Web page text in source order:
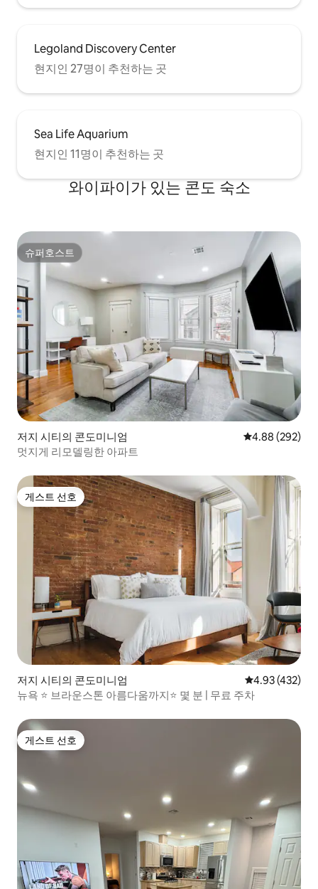
Legoland Discovery Center
현지인 27명이 추천하는 곳
Sea Life Aquarium
현지인 11명이 추천하는 곳
와이파이가 있는 콘도 숙소
슈퍼호스트
슈퍼호스트
저지 시티의 콘도미니엄 평점 4.88점(5
4.88 (292)
멋지게 리모델링한 아파트
게스트 선호
게스트 선호
저지 시티의 콘도미니엄 평점 4.93점(5
4.93 (432)
뉴욕 ⭐ 브라운스톤 아름다움까지⭐ 몇 분 | 무료 주차
게스트 선호
게스트 선호